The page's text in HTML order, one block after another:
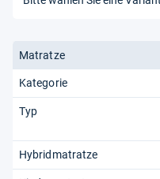
Matratze
Kategorie
Typ
Hybridmatratze